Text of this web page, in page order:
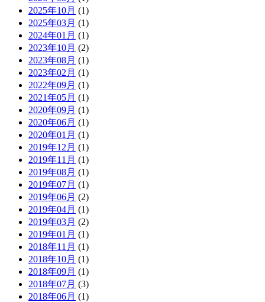
2025年10月 (1)
2025年03月 (1)
2024年01月 (1)
2023年10月 (2)
2023年08月 (1)
2023年02月 (1)
2022年09月 (1)
2021年05月 (1)
2020年09月 (1)
2020年06月 (1)
2020年01月 (1)
2019年12月 (1)
2019年11月 (1)
2019年08月 (1)
2019年07月 (1)
2019年06月 (2)
2019年04月 (1)
2019年03月 (2)
2019年01月 (1)
2018年11月 (1)
2018年10月 (1)
2018年09月 (1)
2018年07月 (3)
2018年06月 (1)